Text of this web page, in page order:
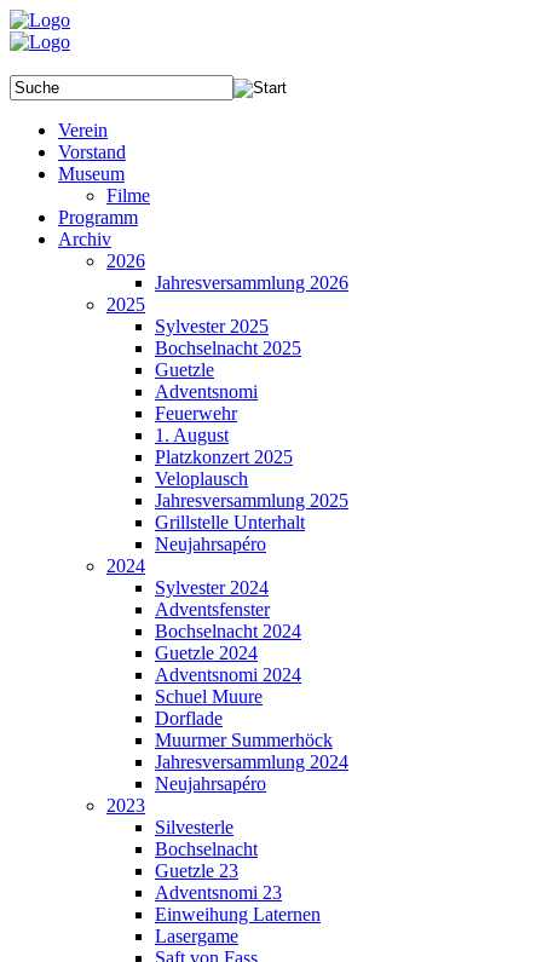
Verein
Vorstand
Museum
Filme
Programm
Archiv
2026
Jahresversammlung 2026
2025
Sylvester 2025
Bochselnacht 2025
Guetzle
Adventsnomi
Feuerwehr
1. August
Platzkonzert 2025
Veloplausch
Jahresversammlung 2025
Grillstelle Unterhalt
Neujahrsapéro
2024
Sylvester 2024
Adventsfenster
Bochselnacht 2024
Guetzle 2024
Adventsnomi 2024
Schuel Muure
Dorflade
Muurmer Summerhöck
Jahresversammlung 2024
Neujahrsapéro
2023
Silvesterle
Bochselnacht
Guetzle 23
Adventsnomi 23
Einweihung Laternen
Lasergame
Saft von Fass